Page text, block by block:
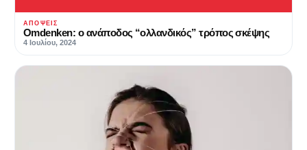
ΑΠΌΨΕΙΣ
Omdenken: ο ανάποδος “ολλανδικός” τρόπος σκέψης
4 Ιουλίου, 2024